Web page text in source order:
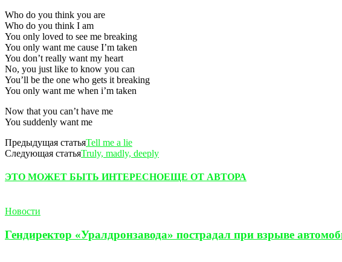
Who do you think you are
Who do you think I am
You only loved to see me breaking
You only want me cause I’m taken
You don’t really want my heart
No, you just like to know you can
You’ll be the one who gets it breaking
You only want me when i’m taken
Now that you can’t have me
You suddenly want me
Предыдущая статьяTell me a lie
Следующая статьяTruly, madly, deeply
ЭТО МОЖЕТ БЫТЬ ИНТЕРЕСНОЕЩЕ ОТ АВТОРА
Новости
Гендиректор «Уралдронзавода» пострадал при взрыве